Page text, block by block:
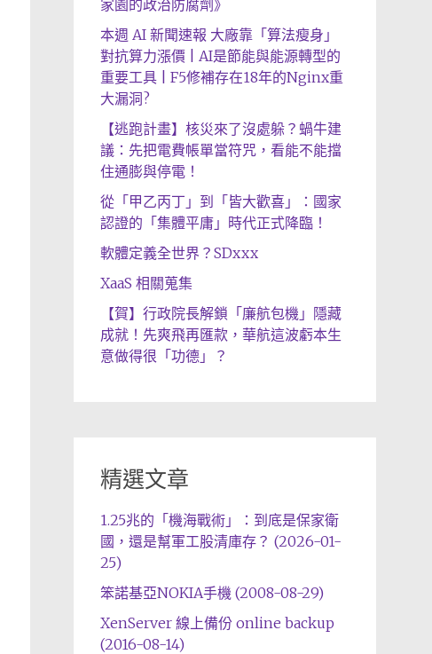
家園的政治防腐劑》
本週 AI 新聞速報 大廠靠「算法瘦身」
對抗算力漲價 | AI是節能與能源轉型的
重要工具 | F5修補存在18年的Nginx重
大漏洞?
【逃跑計畫】核災來了沒處躲？蝸牛建
議：先把電費帳單當符咒，看能不能擋
住通膨與停電！
從「甲乙丙丁」到「皆大歡喜」：國家
認證的「集體平庸」時代正式降臨！
軟體定義全世界？SDxxx
XaaS 相關蒐集
【賀】行政院長解鎖「廉航包機」隱藏
成就！先爽飛再匯款，華航這波虧本生
意做得很「功德」？
精選文章
1.25兆的「機海戰術」：到底是保家衛
國，還是幫軍工股清庫存？ (2026-01-
25)
笨諾基亞NOKIA手機 (2008-08-29)
XenServer 線上備份 online backup
(2016-08-14)